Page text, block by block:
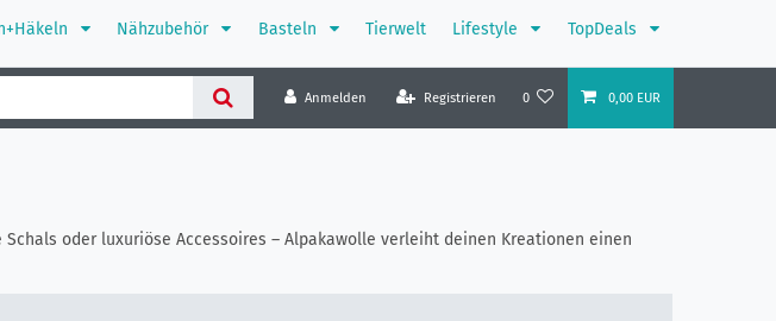
Nähzubehör Basteln Tierwelt Lifestyle TopDeals
Anmelden Registrieren 0 0,00 EUR
oder luxuriöse Accessoires – Alpakawolle verleiht deinen Kreationen einen